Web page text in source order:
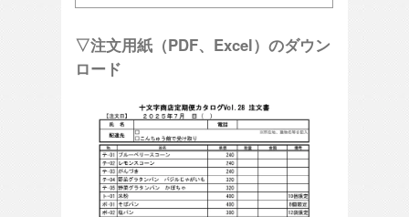
▽注文用紙（PDF、Excel）のダウン
ロード